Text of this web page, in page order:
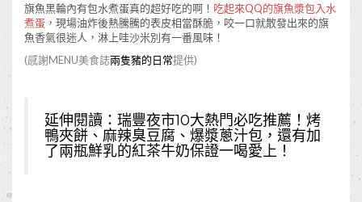
旗魚黑輪內有包水煮蛋真的超好吃的啊！ 吃起來QQ的旗魚漿包入水
煮蛋 ，現場油炸後熱騰騰的表皮相當酥脆，咬一口就散發出來的旗
魚香氣很迷人，淋上哇沙米別有一番風味！
(感謝MENU美食誌兩隻豬的日常提供)
延伸閱讀： 瑞豐夜市10大熱門必吃推薦！烤
鴨夾餅、麻辣臭豆腐、爆漿蔥汁包，還有加
了兩瓶鮮乳的紅茶牛奶保證一喝愛上！